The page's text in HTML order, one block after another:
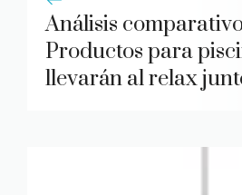
Análisis
Productos para
llevarán al relax